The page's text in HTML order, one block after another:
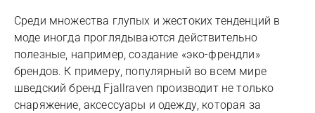
Среди множества глупых и жестоких тенденций в
моде иногда проглядываются действительно
полезные, например, создание «эко-френдли»
брендов. К примеру, популярный во всем мире
шведский бренд Fjallraven производит не только
снаряжение, аксессуары и одежду, которая за